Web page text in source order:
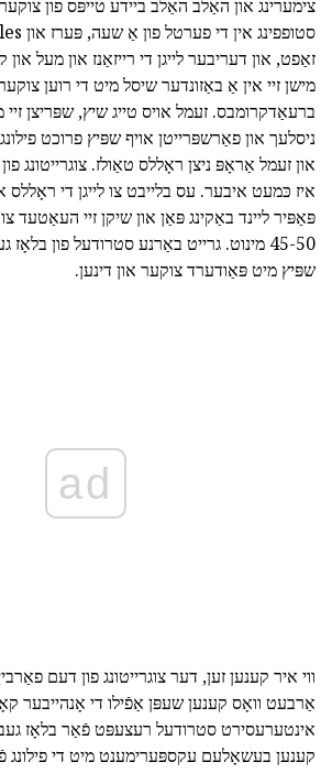
צימערינג און האַלב האַלב ביידע טייפּס פון
זאַפט, און דעריבער לייגן די רייזאַנז און מעל
מישן זיי אין אַ באַזונדער שיסל מיט די רוען
ברעאַדקרומבס. זעמל אויס טייג שיץ, שפּריצן
ניסלעך און פאַרשפּרייטן אויף שפּיץ פרוכט
און זעמל אַראָפּ ניצן ראָללס טאַולז. צוגרייטונג
איז כּמעט איבער. עס בלייבט צו לייגן די
45-50 מינוט. גרייט באַרנע סטרודעל פון
שפּיץ מיט פּאַודערד צוקער און דינען.
ad
ווי איר קענען זען, דער צוגרייטונג פון דעם
אַרבעט וואָס קענען שעפּן אַפֿילו די אָנהייבער
אינטערעסירט סטרודעל רעצעפּט פֿאַר בלאָז
קענען בעשאָלעם עקספּערימענט מיט די